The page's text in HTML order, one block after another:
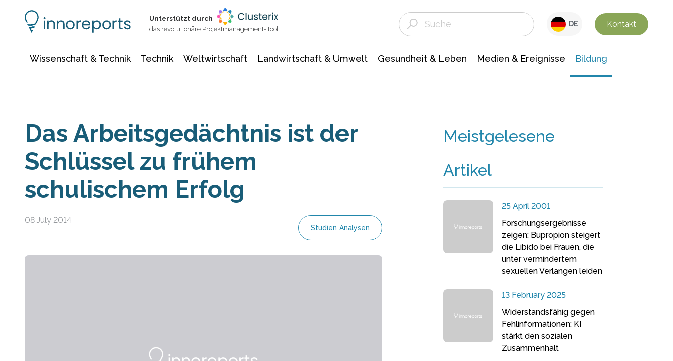
Unterstützt durch
das revolutionäre Projektmanagement-Tool
DE Kontakt
Wissenschaft & Technik Technik Weltwirtschaft Landwirtschaft & Umwelt Gesundheit & Leben Medien & Ereignisse Bildung
Das Arbeitsgedächtnis ist der
Schlüssel zu frühem
schulischem Erfolg
08 July 2014
Studien Analysen
Meistgelesene
Artikel
25 April 2001
Forschungsergebnisse
zeigen: Bupropion steigert
die Libido bei Frauen, die
unter vermindertem
sexuellen Verlangen leiden
13 February 2025
Widerstandsfähig gegen
Fehlinformationen: KI
stärkt den sozialen
Zusammenhalt